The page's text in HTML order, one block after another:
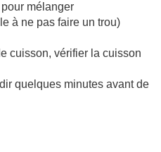
mélanger
à ne pas faire un trou)
cuisson, vérifier la cuisson
quelques minutes avant de